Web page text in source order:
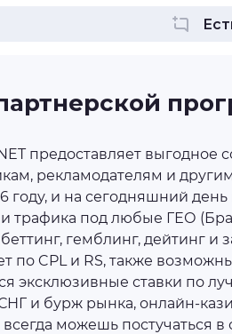
предоставляет выгодное
рекламодателям и
году, и на сегодняшний
трафика под любые ГЕО
беттинг, гемблинг, дейтинг
по CPL и RS, также
эксклюзивные ставки по
и бурж рынка, онлайн-
можешь постучаться в